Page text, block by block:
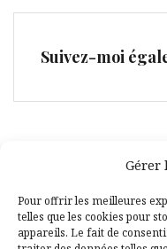
Gérer
Pour offrir les meilleures
telles que les cookies pour
appareils. Le fait de
Suivez-moi